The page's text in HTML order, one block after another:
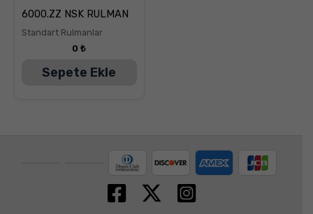
5
üzerinden
oy aldı
6000.ZZ NSK RULMAN
Standart Rulmanlar
0₺
Sepete Ekle